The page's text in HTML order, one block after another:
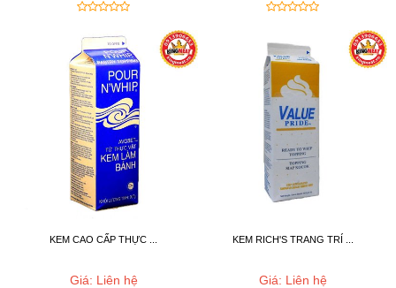
KEM CAO CẤP THỰC ...
Giá: Liên hệ
KEM RICH'S TRANG TRÍ ...
Giá: Liên hệ